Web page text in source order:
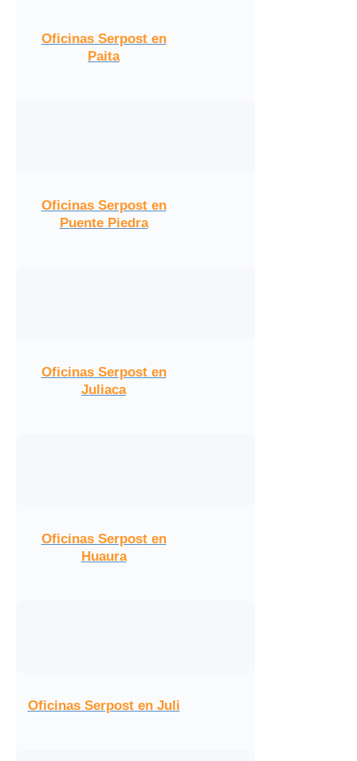
Oficinas Serpost en
Paita
Oficinas Serpost en
Puente Piedra
Oficinas Serpost en
Juliaca
Oficinas Serpost en
Huaura
Oficinas Serpost en Juli